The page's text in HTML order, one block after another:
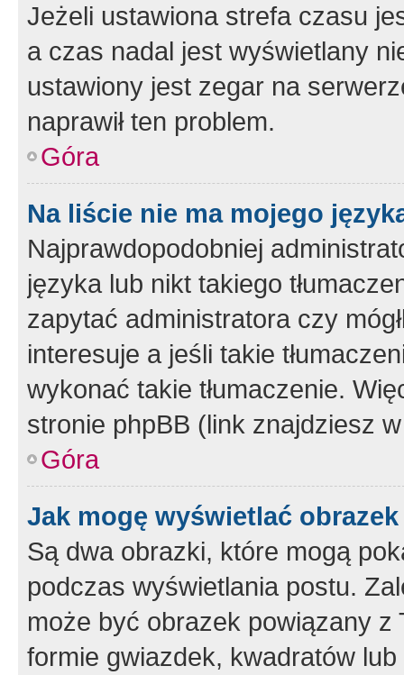
Jeżeli ustawiona strefa czasu
a czas nadal jest wyświetlany
ustawiony jest zegar na
naprawił ten problem.
Góra
Na liście nie ma mojego
Najprawdopodobniej
języka lub nikt takiego
zapytać administratora czy
interesuje a jeśli takie
wykonać takie tłumaczenie.
stronie phpBB (link znajdziesz
Góra
Jak mogę wyświetlać
Są dwa obrazki, które mogą
podczas wyświetlania postu.
może być obrazek powiązany z
formie gwiazdek, kwadratów